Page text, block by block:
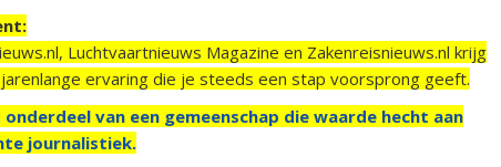
Luchtvaartnieuws Magazine en Zakenreisnieuws.nl krijg
ervaring die je steeds een stap voorsprong geeft.
van een gemeenschap die waarde hecht aan
journalistiek.